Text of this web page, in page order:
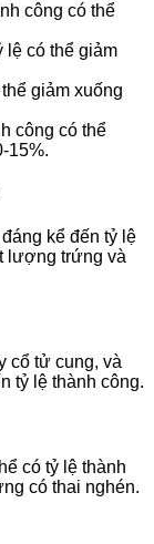
công có thể
lệ có thể giảm
giảm xuống
công có thể
15%.
kể đến tỷ lệ
lượng trứng và
cổ tử cung, và
tỷ lệ thành công.
có tỷ lệ thành
có thai nghén.